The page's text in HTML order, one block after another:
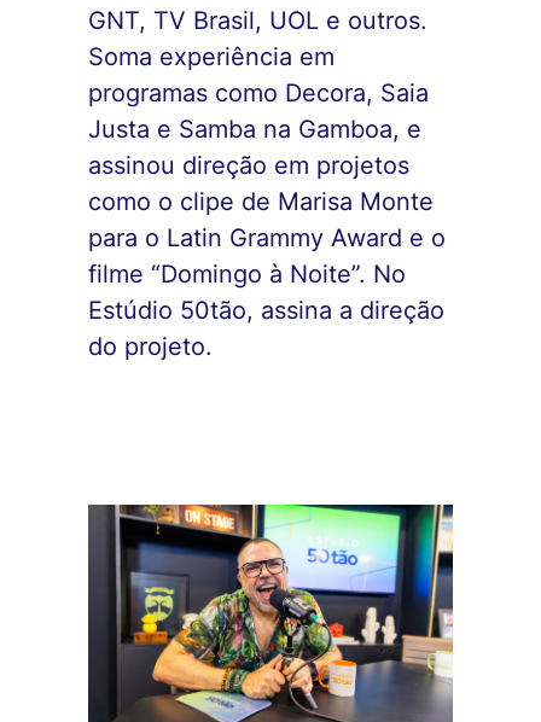
GNT, TV Brasil, UOL e outros.
Soma experiência em
programas como Decora, Saia
Justa e Samba na Gamboa, e
assinou direção em projetos
como o clipe de Marisa Monte
para o Latin Grammy Award e o
filme “Domingo à Noite”. No
Estúdio 50tão, assina a direção
do projeto.